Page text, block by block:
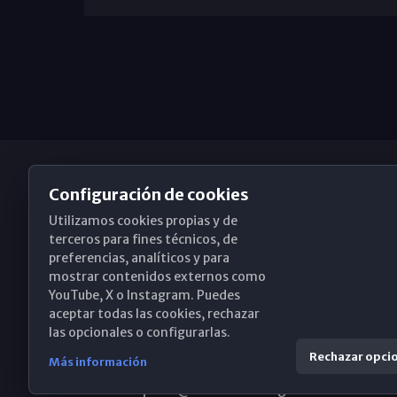
Obispado de Málaga
Santa María, 18-20. 29015 Málaga
(+34) 952 224 386
Configuración de cookies
Utilizamos cookies propias y de
terceros para fines técnicos, de
preferencias, analíticos y para
mostrar contenidos externos como
YouTube, X o Instagram. Puedes
aceptar todas las cookies, rechazar
las opcionales o configurarlas.
Más información Rechazar